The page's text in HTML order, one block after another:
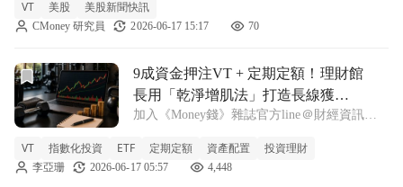
注。 VT +0.32% Vanguard全球股票ETF (VT)
近日宣佈，每股配息為$0.5
VT 美股 美股新聞快訊
CMoney 研究員 2026-06-17 15:17 70
前往9成資金押注VT + 定期定額！理財館長用「乾淨增肌法
9成資金押注VT + 定期定額！理財館
長用「乾淨增肌法」打造長線獲利
術
加入《Money錢》雜誌官方line＠財經資訊不
時，心態就跟想減肥的人如出一轍。年齡不到
30歲、擁有9年健身資歷的知名財經類社群
VT 指數化投資 ETF 定期定額 資產配置 投資理財
李亞珊 2026-06-17 05:57 4,448